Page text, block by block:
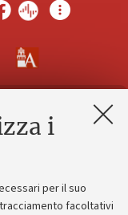
i
per il suo
facoltativi